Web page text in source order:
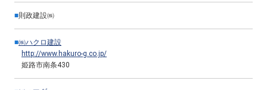
■則政建設㈱
■㈱ハクロ建設
http://www.hakuro-g.co.jp/
姫路市南条430